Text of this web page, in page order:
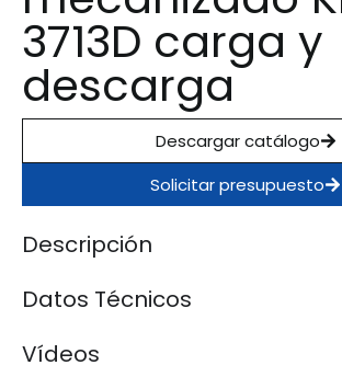
3713D carga y
descarga
Descargar catálogo
Solicitar presupuesto
Descripción
Datos Técnicos
Vídeos